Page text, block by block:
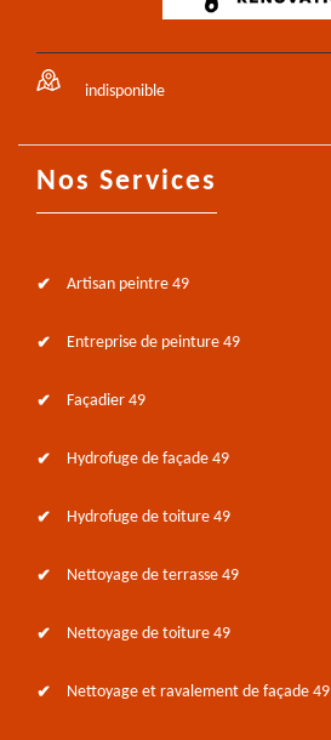
indisponible
Nos Services
Artisan peintre 49
Entreprise de peinture 49
Façadier 49
Hydrofuge de façade 49
Hydrofuge de toiture 49
Nettoyage de terrasse 49
Nettoyage de toiture 49
Nettoyage et ravalement de façade 49